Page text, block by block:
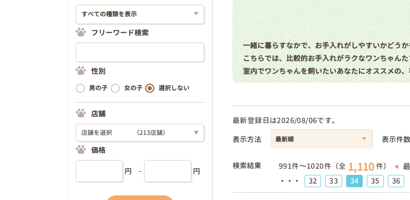
一緒に暮らすなかで、お手入れがしやすいかどうか
こちらでは、比較的お手入れがラクなワンちゃんた
室内でワンちゃんを飼いたいあなたにオススメの
最新登録日は2026/08/06です。
表示方法
表示件
検索結果 991件～1020件（全 1,110件）
・・・ 32 33 34 35 36
フリーワード検索
性別
男の子 女の子 選択しない
店舗
店舗を選択 （213店舗） ▼
価格
円 円